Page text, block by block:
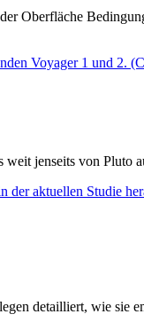
Oberfläche
jenseits von Pluto
detailliert, wie sie